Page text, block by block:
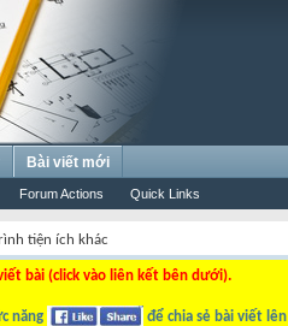
Forum Actions Quick Links
Bài viết mới
tiện ích khác
bài (click vào liên kết bên dưới).
năng để chia sẻ bài viết